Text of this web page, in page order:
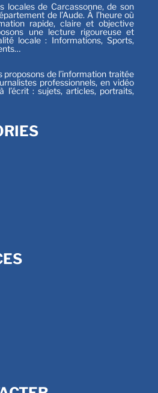
locales de Carcassonne, de son
de l’Aude. À l’heure où
rapide, claire et objective
une lecture rigoureuse et
locale : Informations, Sports,
proposons de l’information traitée
professionnels, en vidéo
l’écrit : sujets, articles, portraits,